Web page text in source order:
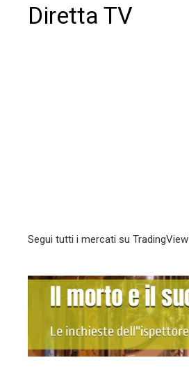
Diretta TV
Segui tutti i mercati su TradingView